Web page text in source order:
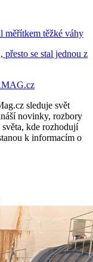
měřítkem těžké váhy
se stal jednou z
sleduje svět
novinky, rozbory
kde rozhodují
k informacím o